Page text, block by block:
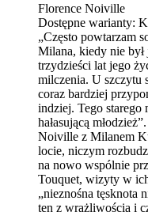
Florence Noiville
Dostępne warianty:
„Często powtarzam
Milana, kiedy nie był
trzydzieści lat jego
milczenia. U szczytu
coraz bardziej
indziej. Tego starego
hałasującą
Noiville z Milanem
locie, niczym
na nowo wspólnie
Touquet, wizyty w
„nieznośna tęsknota
ten z wrażliwością i